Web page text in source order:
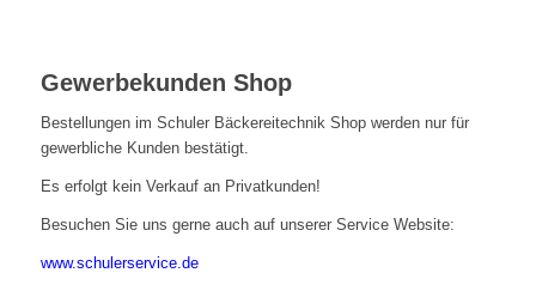
Gewerbekunden Shop
Bestellungen im Schuler Bäckereitechnik Shop werden nur für
gewerbliche Kunden bestätigt.
Es erfolgt kein Verkauf an Privatkunden!
Besuchen Sie uns gerne auch auf unserer Service Website:
www.schulerservice.de